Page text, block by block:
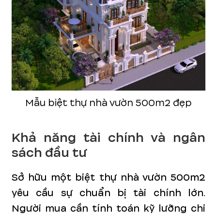
Mẫu biệt thự nhà vườn 500m2 đẹp
Khả năng tài chính và ngân
sách đầu tư
Sở hữu một biệt thự nhà vườn 500m2
yêu cầu sự chuẩn bị tài chính lớn.
Người mua cần tính toán kỹ lưỡng chi